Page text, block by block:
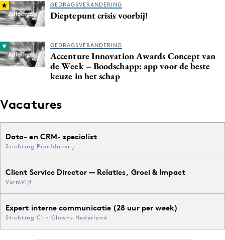
GEDRAGSVERANDERING
Dieptepunt crisis voorbij!
GEDRAGSVERANDERING
Accenture Innovation Awards Concept van
de Week – Boodschapp: app voor de beste
keuze in het schap
Vacatures
Data- en CRM- specialist
Stichting Proefdiervrij
Client Service Director — Relaties, Groei & Impact
VormVijf
Expert interne communicatie (28 uur per week)
Stichting CliniClowns Nederland